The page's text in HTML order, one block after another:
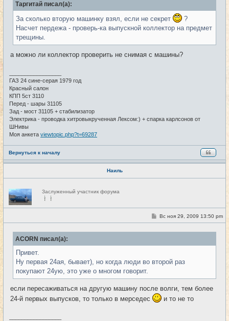
е
н
е
Таргитай писал(а):
За сколько вторую машинку взял, если не секрет
?
Насчет пердежа - проверь-ка выпускной коллектор на предмет
трещины.
а можно ли коллектор проверить не снимая с машины?
ГАЗ 24 сине-серая 1979 год
Красный салон
КПП 5ст 3110
Перед - шары 31105
Зад - мост 31105 + стабилизатор
Электрика - проводка хитровыкрученная Лексом:) + спарка карлсонов от
ШНивы
Моя анкета viewtopic.php?t=69287
Вернуться к началу
Наиль
Н
е
в
с
и
Заслуженный участник форума
#10
С
о
е
е
Вс ноя 29, 2009 13:50 pm
ACORN писал(а):
Привет.
Ну первая 24ая, бывает), но когда люди во второй раз
покупают 24ую, это уже о многом говорит.
если пересаживаться на другую машину после волги, тем более
24-й первых выпусков, то только в мерседес
и то не то